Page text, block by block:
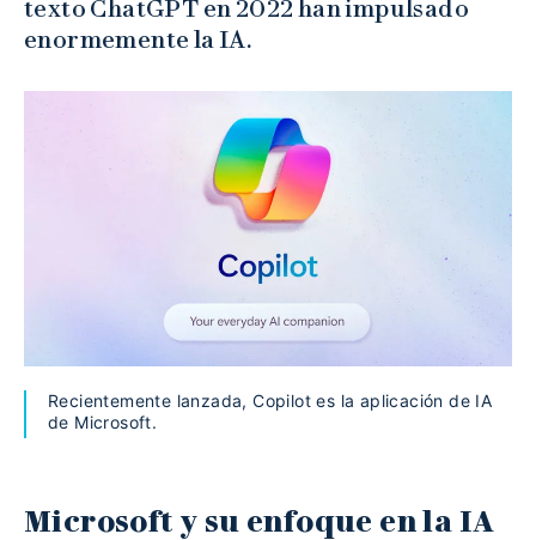
texto ChatGPT en 2022 han impulsado
enormemente la IA.
Recientemente lanzada, Copilot es la aplicación de IA
de Microsoft.
Microsoft y su enfoque en la IA